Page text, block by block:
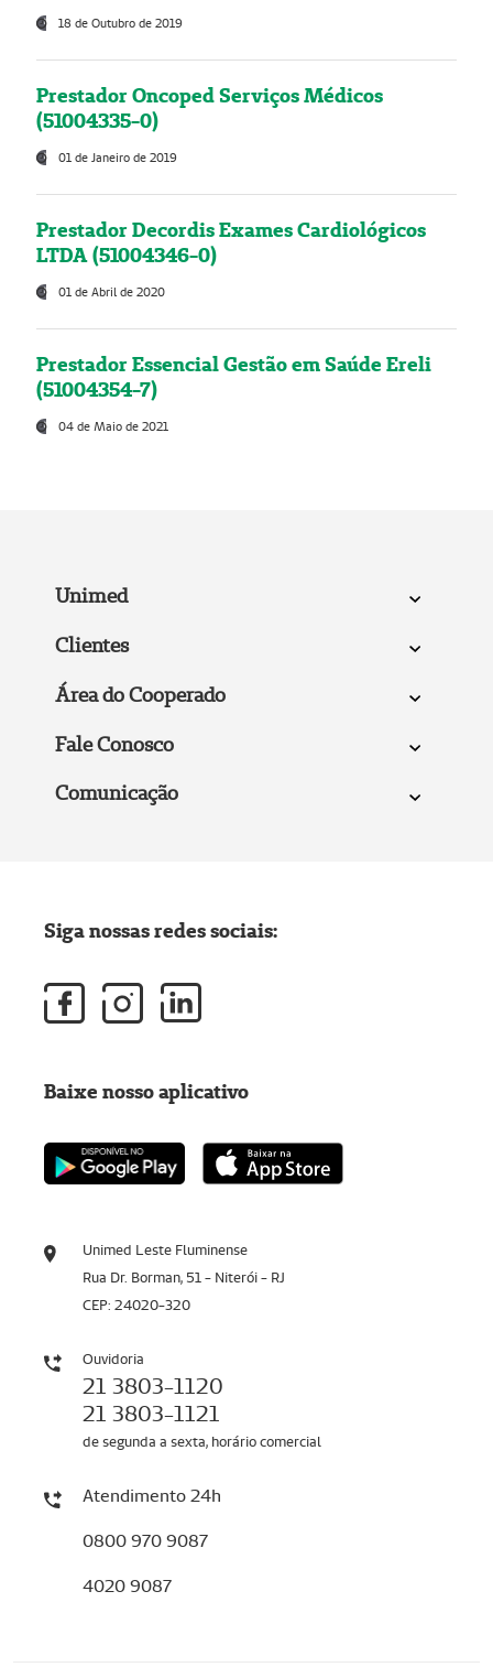
18 de Outubro de 2019
Prestador Oncoped Serviços Médicos
(51004335-0)
01 de Janeiro de 2019
Prestador Decordis Exames Cardiológicos
LTDA (51004346-0)
01 de Abril de 2020
Prestador Essencial Gestão em Saúde Ereli
(51004354-7)
04 de Maio de 2021
Unimed
Clientes
Área do Cooperado
Fale Conosco
Comunicação
Unimed Leste Fluminense
Rua Dr. Borman, 51 - Niterói - RJ
CEP: 24020-320
Ouvidoria
21 3803-1120
21 3803-1121
de segunda a sexta, horário comercial
Atendimento 24h
0800 970 9087
4020 9087
Siga nossas redes sociais:
Baixe nosso aplicativo